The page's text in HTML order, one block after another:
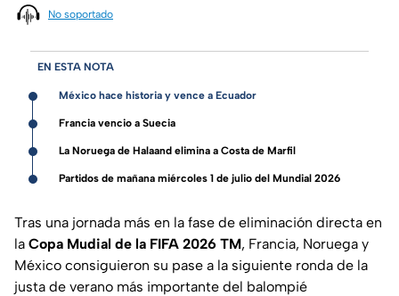
No soportado
EN ESTA NOTA
México hace historia y vence a Ecuador
Francia vencio a Suecia
La Noruega de Halaand elimina a Costa de Marfil
Partidos de mañana miércoles 1 de julio del Mundial 2026
Tras una jornada más en la fase de eliminación directa en
la Copa Mudial de la FIFA 2026 TM, Francia, Noruega y
México consiguieron su pase a la siguiente ronda de la
justa de verano más importante del balompié